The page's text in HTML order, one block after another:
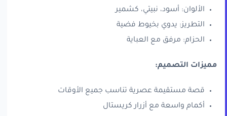
الألوان: أسود، نبيتي، كشمير
التطريز: يدوي بخيوط فضية
الحزام: مرفق مع العباية
مميزات التصميم:
قصة مستقيمة عصرية تناسب جميع الأوقات
أكمام واسعة مع أزرار كريستال